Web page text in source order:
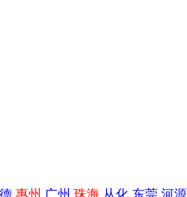
惠州 广州 珠海 从化 东莞 河源